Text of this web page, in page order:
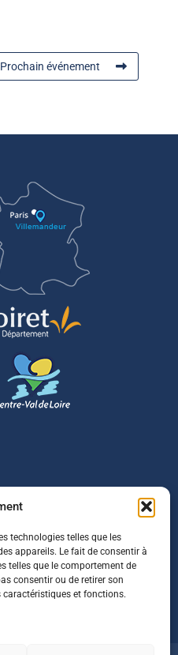
technologies telles que les
appareils. Le fait de consentir à
telles que le comportement de
consentir ou de retirer son
et fonctions.
Prochain événement